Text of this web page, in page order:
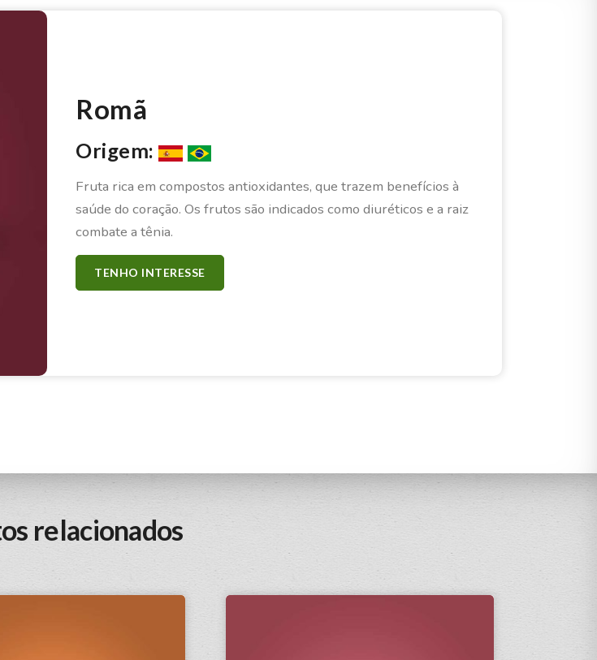
Romã
Origem:
Fruta rica em compostos antioxidantes, que trazem benefí­cios à
saúde do coração. Os frutos são indicados como diuréticos e a raiz
combate a tênia.
TENHO INTERESSE
relacionados